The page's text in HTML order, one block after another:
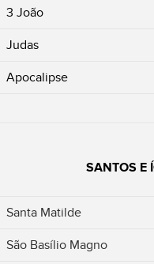
3 João
Judas
Apocalipse
SANTOS E
Santa Matilde
São Basílio Magno